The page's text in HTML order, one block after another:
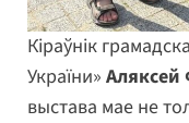
Кіраўнік
України» Аляксей
выстава мае не